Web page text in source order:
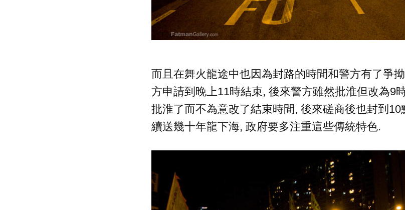
而且在舞火龍途中也因為封路的時間和警方有了爭
方申請到晚上11時結束, 後來警方雖然批淮但改為9
批淮了而不為意改了結束時間, 後來磋商後也封到
續送幾十年龍下海, 政府要多注重這些傳統特色.